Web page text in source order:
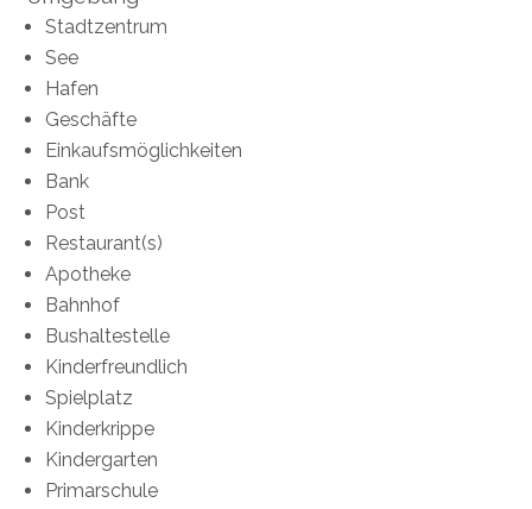
Stadtzentrum
See
Hafen
Geschäfte
Einkaufsmöglichkeiten
Bank
Post
Restaurant(s)
Apotheke
Bahnhof
Bushaltestelle
Kinderfreundlich
Spielplatz
Kinderkrippe
Kindergarten
Primarschule